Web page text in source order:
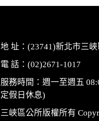
地 址：(23741)新北市三
電 話：(02)2671-1017
服務時間：週一至週五
定假日休息)
三峽區公所版權所有